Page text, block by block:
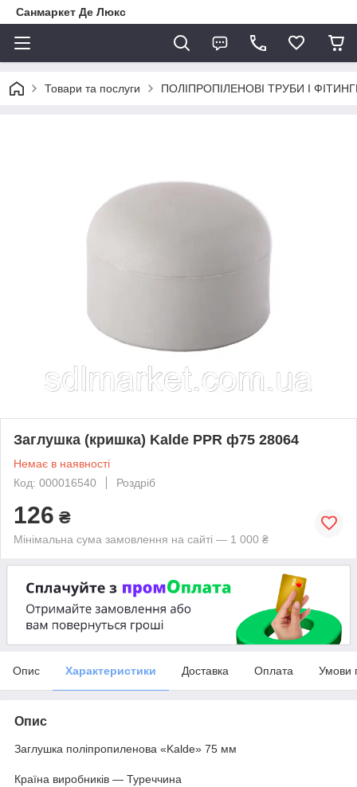
Санмаркет Де Люкс
Товари та послуги ПОЛІПРОПІЛЕНОВІ ТРУБИ І
Заглушка (кришка) Kalde PPR ф75 28064
Немає в наявності
Код: 000016540
Роздріб
126 ₴
Мінімальна сума замовлення на сайті — 1 000 ₴
Опис Характеристики Доставка Оплата Умови
Опис
Заглушка поліпропиленова «Kalde» 75 мм
Країна виробників — Туреччина